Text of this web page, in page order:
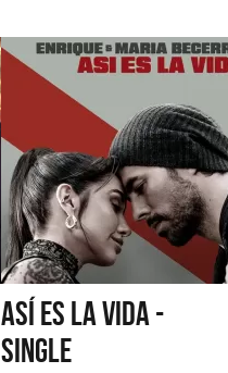
ASÍ ES LA VIDA -
SINGLE